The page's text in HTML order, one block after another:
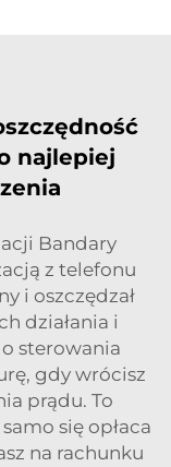
najlepiej
Bandary
z telefonu
i oszczędzał
działania i
sterowania
gdy wrócisz
prądu. To
się opłaca
na rachunku